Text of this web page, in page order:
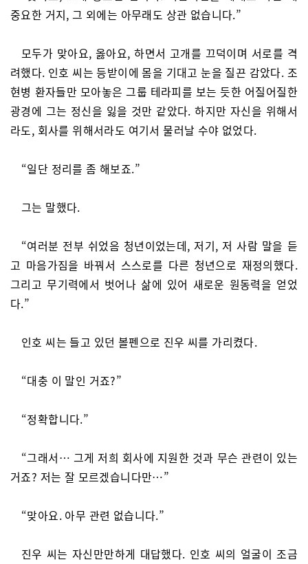
중요한 거지, 그 외에는 아무래도 상관 없습니다.”
모두가 맞아요, 옳아요, 하면서 고개를 끄덕이며 서로를 격
려했다. 인호 씨는 등받이에 몸을 기대고 눈을 질끈 감았다. 조
현병 환자들만 모아놓은 그룹 테라피를 보는 듯한 어질어질한
광경에 그는 정신을 잃을 것만 같았다. 하지만 자신을 위해서
라도, 회사를 위해서라도 여기서 물러날 수야 없었다.
“일단 정리를 좀 해보죠.”
그는 말했다.
“여러분 전부 쉬었음 청년이었는데, 저기, 저 사람 말을 듣
고 마음가짐을 바꿔서 스스로를 다른 청년으로 재정의했다.
그리고 무기력에서 벗어나 삶에 있어 새로운 원동력을 얻었
다.”
인호 씨는 들고 있던 볼펜으로 진우 씨를 가리켰다.
“대충 이 말인 거죠?”
“정확합니다.”
“그래서… 그게 저희 회사에 지원한 것과 무슨 관련이 있는
거죠? 저는 잘 모르겠습니다만…”
“맞아요. 아무 관련 없습니다.”
진우 씨는 자신만만하게 대답했다. 인호 씨의 얼굴이 조금